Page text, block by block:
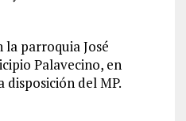
la parroquia José
Palavecino, en
disposición del MP.